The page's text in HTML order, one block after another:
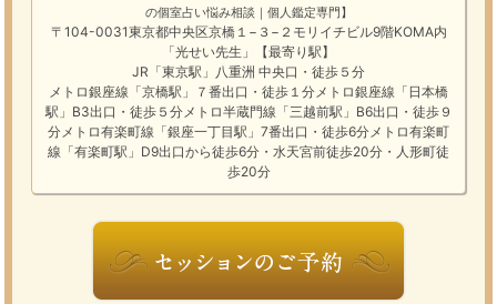
の個室占い悩み相談｜個人鑑定専門】
〒104-0031東京都中央区京橋１−３−２モリイチビル9階KOMA内
「光せい先生」【最寄り駅】
JR「東京駅」八重洲 中央口・徒歩５分
メトロ銀座線「京橋駅」７番出口・徒歩１分メトロ銀座線「日本橋
駅」B3出口・徒歩５分メトロ半蔵門線「三越前駅」B6出口・徒歩９
分メトロ有楽町線「銀座一丁目駅」7番出口・徒歩6分メトロ有楽町
線「有楽町駅」D9出口から徒歩6分・水天宮前徒歩20分・人形町徒
歩20分